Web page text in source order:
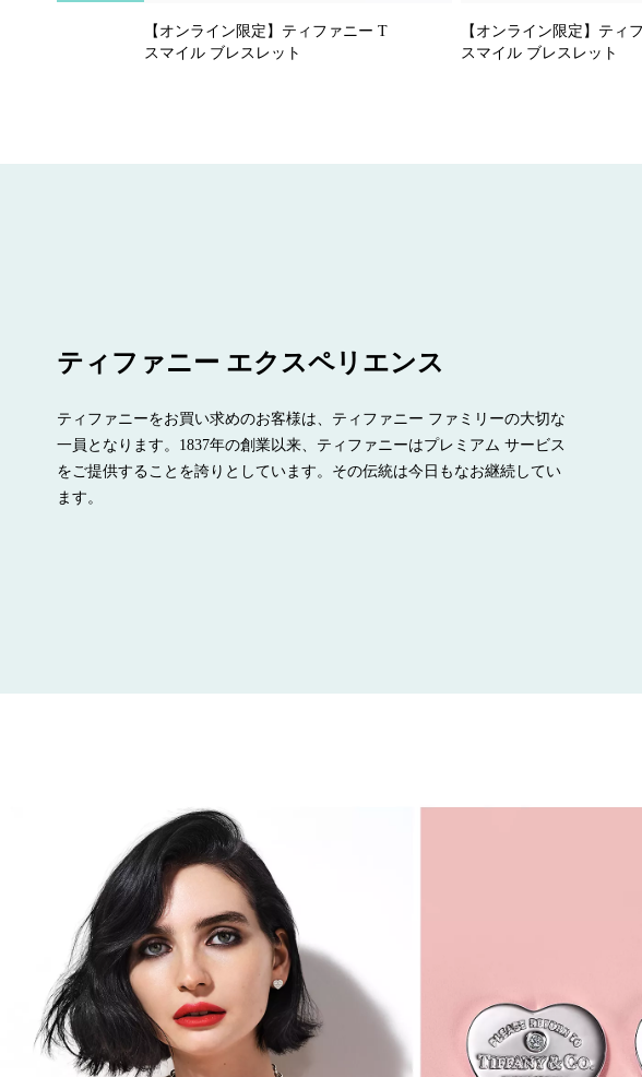
【オンライン限定】ティファニー T
スマイル ブレスレット
【オンライン限定】ティ
スマイル ブレスレット
ティファニー エクスペリエンス
ティファニーをお買い求めのお客様は、ティファニー ファミリーの大切な
一員となります。1837年の創業以来、ティファニーはプレミアム サービス
をご提供することを誇りとしています。その伝統は今日もなお継続してい
ます。